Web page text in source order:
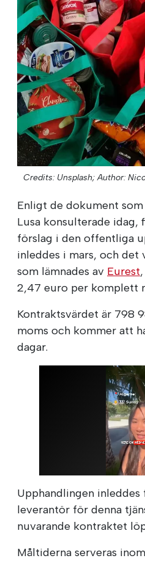
Credits: Unsplash; Author:
Enligt de dokument
Lusa konsulterade idag,
förslag i den offentliga
inleddes i mars, och det
som lämnades av Eurest
2,47 euro per komplett
Kontraktsvärdet är 798
moms och kommer att
dagar.
Upphandlingen
leverantör för denna
nuvarande kontraktet
Måltiderna serveras